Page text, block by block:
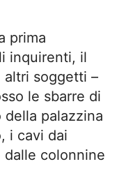
prima
inquirenti, il
altri soggetti –
le sbarre di
palazzina
i cavi dai
colonnine